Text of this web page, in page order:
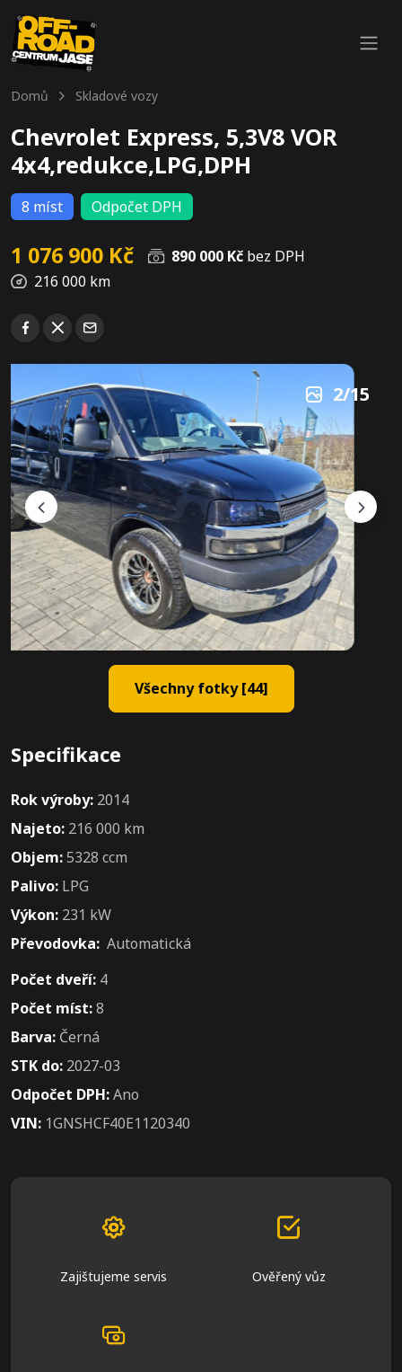
Domů Skladové vozy
Chevrolet Express, 5,3V8 VOR
4x4,redukce,LPG,DPH
8 míst Odpočet DPH
1 076 900 Kč 890 000 Kč bez DPH
216 000 km
2/15
Všechny fotky [44]
Specifikace
Rok výroby: 2014
Najeto: 216 000 km
Objem:5328 ccm
Palivo: LPG
Výkon: 231 kW
Převodovka: Automatická
Počet dveří: 4
Počet míst:8
Barva: Černá
STK do: 2027-03
Odpočet DPH:Ano
VIN: 1GNSHCF40E1120340
Zajištujeme servis Ověřený vůz